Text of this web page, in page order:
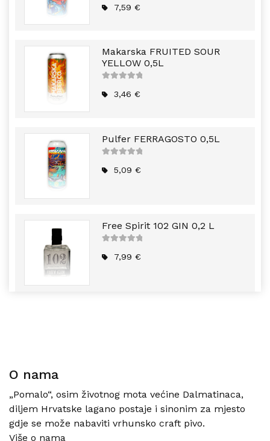
5
7,59€
Makarska FRUITED SOUR
YELLOW 0,5L
5
3,46€
Pulfer FERRAGOSTO 0,5L
5
5,09€
Free Spirit 102 GIN 0,2 L
5
7,99€
O nama
„Pomalo“, osim životnog mota većine Dalmatinaca,
diljem Hrvatske lagano postaje i sinonim za mjesto
gdje se može nabaviti vrhunsko craft pivo.
Više o nama